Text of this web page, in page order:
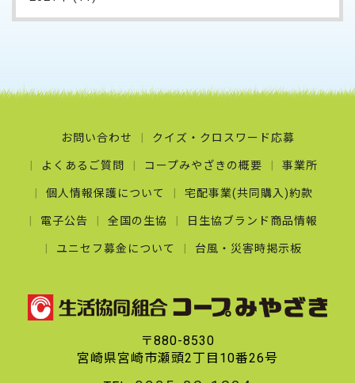
お問い合わせ クイズ・クロスワード応募
よくあるご質問 コープみやざきの概要 事業所
個人情報保護について 宅配事業(共同購入)約款
電子公告 全国の生協 日生協ブランド商品情報
ユニセフ募金について 台風・災害時掲示板
〒880-8530
宮崎県宮崎市瀬頭2丁目10番26号